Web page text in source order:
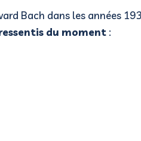
Bach dans les années
du moment :